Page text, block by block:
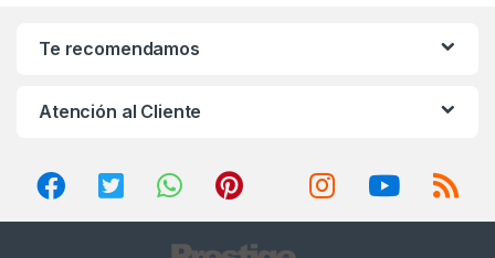
a
Te recomendamos
Atención al Cliente